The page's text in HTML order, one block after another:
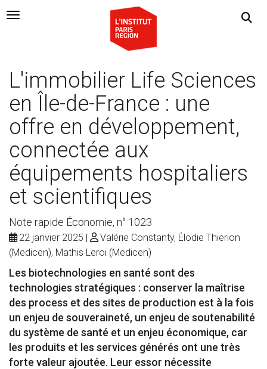
Navigation Toggle
L'immobilier Life Sciences
en Île-de-France : une
offre en développement,
connectée aux
équipements hospitaliers
et scientifiques
Note rapide Économie, n° 1023
22 janvier 2025
Valérie Constanty, Élodie Thierion
(Medicen), Mathis Leroi (Medicen)
Les biotechnologies en santé sont des
technologies stratégiques : conserver la maîtrise
des process et des sites de production est à la fois
un enjeu de souveraineté, un enjeu de soutenabilité
du système de santé et un enjeu économique, car
les produits et les services générés ont une très
forte valeur ajoutée. Leur essor nécessite